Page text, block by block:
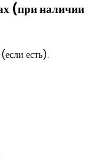
(при наличии
есть).